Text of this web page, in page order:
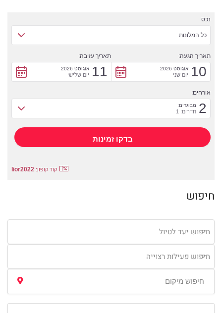
נכס
כל המלונות
תאריך הגעה:
10 אוגוסט 2026
יום שני
תאריך עזיבה:
11 אוגוסט 2026
יום שלישי
אורחים:
2 מבוגרים:
חדרים: 1
קוד קופון: lior2022
חיפוש
חיפוש יעד לטיול
חיפוש פעילות רצוייה